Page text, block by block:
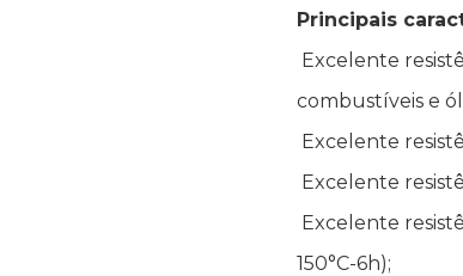
Principais
Excelente
combustíveis e
Excelente
Excelente
Excelente
150°C-6h);